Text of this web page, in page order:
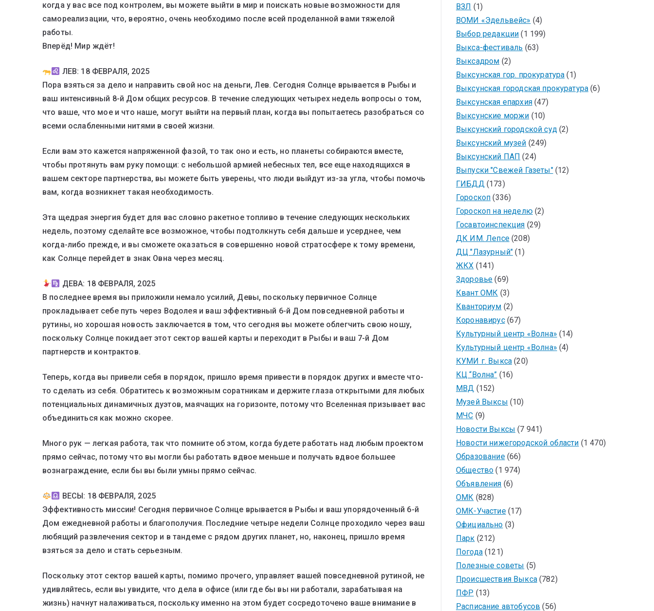
когда у вас все под контролем, вы можете выйти в мир и поискать новые возможности для
самореализации, что, вероятно, очень необходимо после всей проделанной вами тяжелой
работы.
Вперёд! Мир ждёт!
ЛЕВ: 18 ФЕВРАЛЯ, 2025
Пора взяться за дело и направить свой нос на деньги, Лев. Сегодня Солнце врывается в Рыбы и
ваш интенсивный 8-й Дом общих ресурсов. В течение следующих четырех недель вопросы о том,
что ваше, что мое и что наше, могут выйти на первый план, когда вы попытаетесь разобраться со
всеми ослабленными нитями в своей жизни.
Если вам это кажется напряженной фазой, то так оно и есть, но планеты собираются вместе,
чтобы протянуть вам руку помощи: с небольшой армией небесных тел, все еще находящихся в
вашем секторе партнерства, вы можете быть уверены, что люди выйдут из-за угла, чтобы помочь
вам, когда возникнет такая необходимость.
Эта щедрая энергия будет для вас словно ракетное топливо в течение следующих нескольких
недель, поэтому сделайте все возможное, чтобы подтолкнуть себя дальше и усерднее, чем
когда-либо прежде, и вы сможете оказаться в совершенно новой стратосфере к тому времени,
как Солнце перейдет в знак Овна через месяц.
ДЕВА: 18 ФЕВРАЛЯ, 2025
В последнее время вы приложили немало усилий, Девы, поскольку первичное Солнце
прокладывает себе путь через Водолея и ваш эффективный 6-й Дом повседневной работы и
рутины, но хорошая новость заключается в том, что сегодня вы можете облегчить свою ношу,
поскольку Солнце покидает этот сектор вашей карты и переходит в Рыбы и ваш 7-й Дом
партнерств и контрактов.
Теперь, когда вы привели себя в порядок, пришло время привести в порядок других и вместе что-
то сделать из себя. Обратитесь к возможным соратникам и держите глаза открытыми для любых
потенциальных динамичных дуэтов, маячащих на горизонте, потому что Вселенная призывает вас
объединиться как можно скорее.
Много рук — легкая работа, так что помните об этом, когда будете работать над любым проектом
прямо сейчас, потому что вы могли бы работать вдвое меньше и получать вдвое большее
вознаграждение, если бы вы были умны прямо сейчас.
ВЕСЫ: 18 ФЕВРАЛЯ, 2025
Эффективность миссии! Сегодня первичное Солнце врывается в Рыбы и ваш упорядоченный 6-й
Дом ежедневной работы и благополучия. Последние четыре недели Солнце проходило через ваш
любящий развлечения сектор и в тандеме с рядом других планет, но, наконец, пришло время
взяться за дело и стать серьезным.
Поскольку этот сектор вашей карты, помимо прочего, управляет вашей повседневной рутиной, не
удивляйтесь, если вы увидите, что дела в офисе (или где бы вы ни работали, зарабатывая на
жизнь) начнут налаживаться, поскольку именно на этом будет сосредоточено ваше внимание в
ВЗЛ (1)
ВОМИ «Эдельвейс» (4)
Выбор редакции (1 199)
Выкса-фестиваль (63)
Выксадром (2)
Выксунская гор. прокуратура (1)
Выксунская городская прокуратура (6)
Выксунская епархия(47)
Выксунские моржи (10)
Выксунский городской суд(2)
Выксунский музей (249)
Выксунский ПАП (24)
Выпуски "Свежей Газеты"(12)
ГИБДД(173)
Гороскоп (336)
Гороскоп на неделю(2)
Госавтоинспекция (29)
ДК ИМ. Лепсе(208)
ДЦ "Лазурный" (1)
ЖКХ (141)
Здоровье (69)
Квант ОМК (3)
Кванториум (2)
Коронавирус(67)
Культурный центр «Волна» (14)
Культурный центр «Волна» (4)
КУМИ г. Выкса (20)
КЦ “Волна” (16)
МВД (152)
Музей Выксы (10)
МЧС (9)
Новости Выксы (7 941)
Новости нижегородской области (1 470)
Образование(66)
Общество (1 974)
Объявления (6)
ОМК (828)
ОМК-Участие(17)
Официально (3)
Парк (212)
Погода(121)
Полезные советы (5)
Происшествия Выкса(782)
ПФР (13)
Расписание автобусов (56)